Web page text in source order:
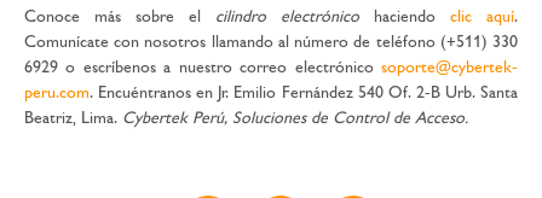
Conoce más sobre el cilindro electrónico haciendo clic aquí.
Comunícate con nosotros llamando al número de teléfono (+511) 330
6929 o escríbenos a nuestro correo electrónico soporte@cybertek-
peru.com. Encuéntranos en Jr. Emilio Fernández 540 Of. 2-B Urb. Santa
Beatriz, Lima. Cybertek Perú, Soluciones de Control de Acceso.